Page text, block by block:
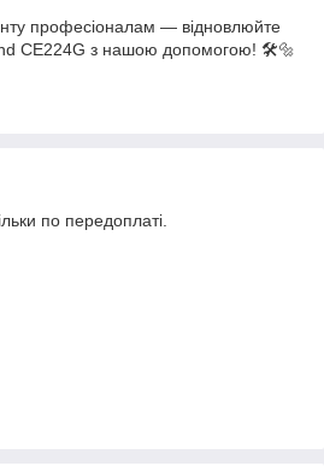
професіоналам — відновлюйте
CE224G з нашою допомогою! 🛠️🔩
по передоплаті.